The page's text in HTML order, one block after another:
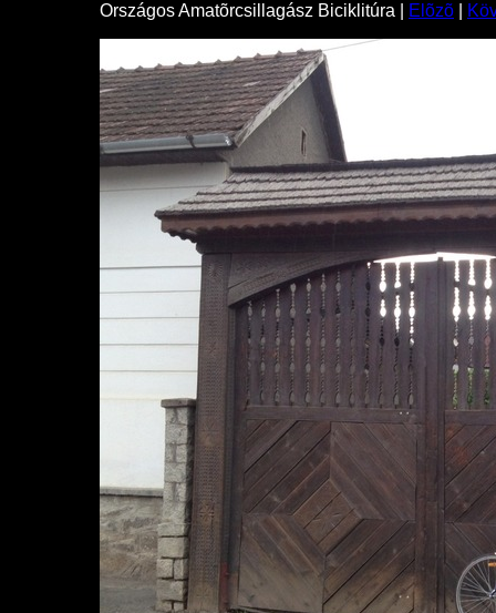
Országos Amatõrcsillagász Biciklitúra | Elõzõ